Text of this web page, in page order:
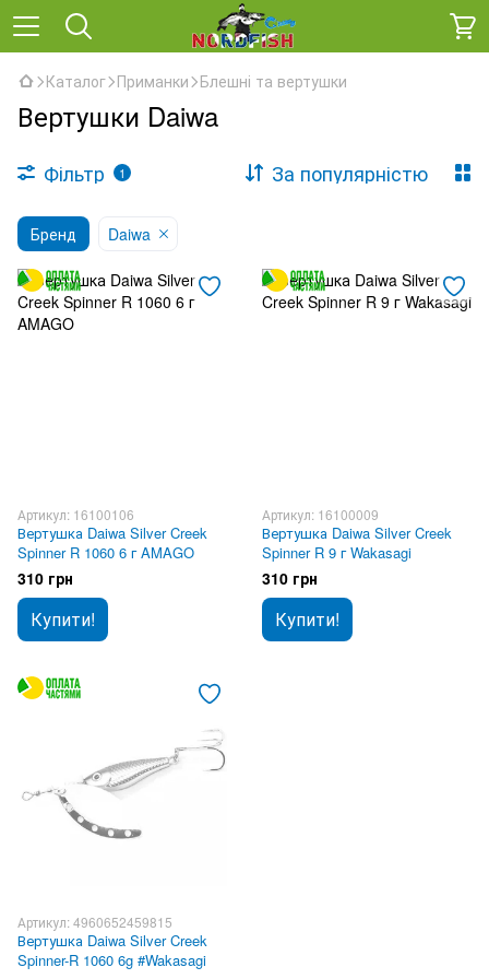
Каталог Приманки Блешні та вертушки
Вертушки Daiwa
Фільтр 1 За популярністю
Бренд Daiwa
Артикул: 16100106
Вертушка Daiwa Silver Creek
Spinner R 1060 6 г AMAGO
310 грн
Купити!
Артикул: 16100009
Вертушка Daiwa Silver Creek
Spinner R 9 г Wakasagi
310 грн
Купити!
Артикул: 4960652459815
Вертушка Daiwa Silver Creek
Spinner-R 1060 6g #Wakasagi